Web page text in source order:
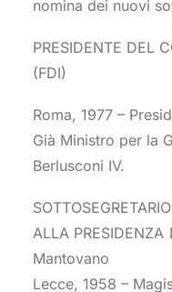
nomina dei nuovi
PRESIDENTE DEL
(FDI)
Roma, 1977 –
Già Ministro per la
Berlusconi IV.
ALLA
Mantovano
Lecce, 1958 –